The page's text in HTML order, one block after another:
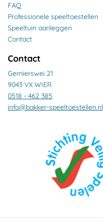
FAQ
Professionele speeltoestellen
Speeltuin aanleggen
Contact
Contact
Gernierswei 21
9043 VX WIER
0518 - 462 385
info@bakker-speeltoestellen.nl